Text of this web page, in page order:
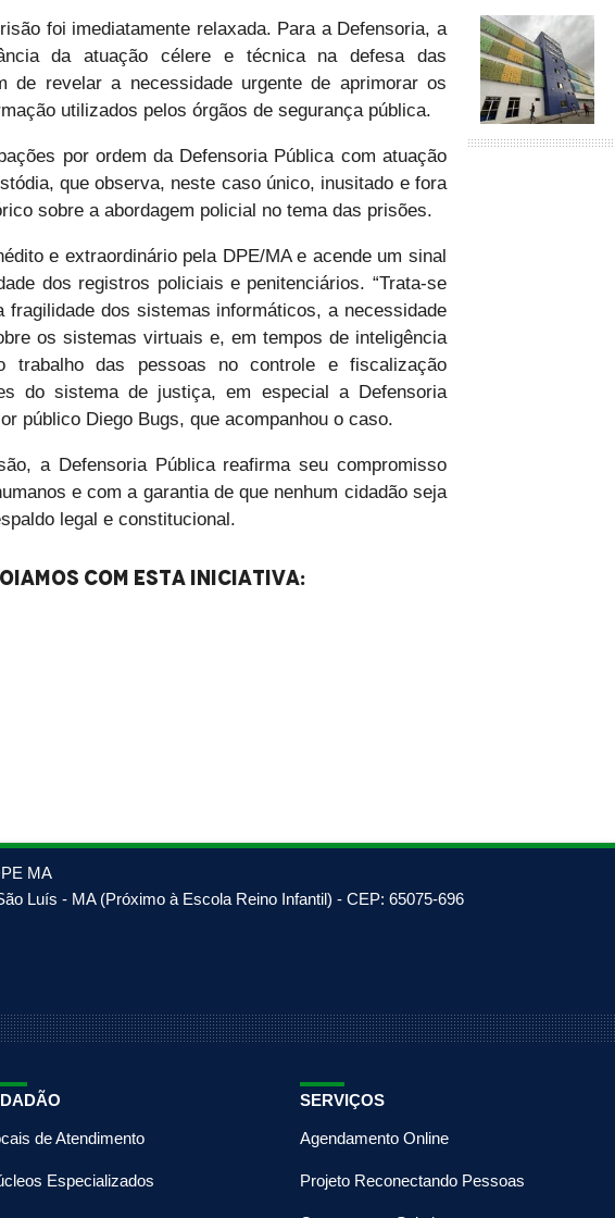
foi imediatamente relaxada. Para a Defensoria, a
da atuação célere e técnica na defesa das
de revelar a necessidade urgente de aprimorar os
utilizados pelos órgãos de segurança pública.
por ordem da Defensoria Pública com atuação
que observa, neste caso único, inusitado e fora
sobre a abordagem policial no tema das prisões.
e extraordinário pela DPE/MA e acende um sinal
dos registros policiais e penitenciários. “Trata-se
fragilidade dos sistemas informáticos, a necessidade
os sistemas virtuais e, em tempos de inteligência
trabalho das pessoas no controle e fiscalização
do sistema de justiça, em especial a Defensoria
público Diego Bugs, que acompanhou o caso.
a Defensoria Pública reafirma seu compromisso
e com a garantia de que nenhum cidadão seja
legal e constitucional.
com esta iniciativa:
MA
Luís - MA (Próximo à Escola Reino Infantil) - CEP: 65075-696
de Atendimento
Especializados
SERVIÇOS
Agendamento Online
Projeto Reconectando Pessoas